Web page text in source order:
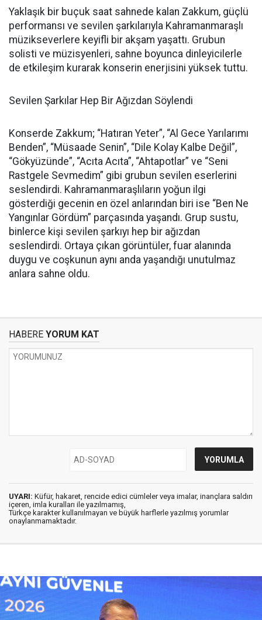
Yaklaşık bir buçuk saat sahnede kalan Zakkum, güçlü
performansı ve sevilen şarkılarıyla Kahramanmaraşlı
müzikseverlere keyifli bir akşam yaşattı. Grubun
solisti ve müzisyenleri, sahne boyunca dinleyicilerle
de etkileşim kurarak konserin enerjisini yüksek tuttu.
Sevilen Şarkılar Hep Bir Ağızdan Söylendi
Konserde Zakkum; “Hatıran Yeter”, “Al Gece Yarılarımı
Benden”, “Müsaade Senin”, “Dile Kolay Kalbe Değil”,
“Gökyüzünde”, “Acıta Acıta”, “Ahtapotlar” ve “Seni
Rastgele Sevmedim” gibi grubun sevilen eserlerini
seslendirdi. Kahramanmaraşlıların yoğun ilgi
gösterdiği gecenin en özel anlarından biri ise “Ben Ne
Yangınlar Gördüm” parçasında yaşandı. Grup sustu,
binlerce kişi sevilen şarkıyı hep bir ağızdan
seslendirdi. Ortaya çıkan görüntüler, fuar alanında
duygu ve coşkunun aynı anda yaşandığı unutulmaz
anlara sahne oldu.
HABERE YORUM KAT
UYARI: Küfür, hakaret, rencide edici cümleler veya imalar, inançlara saldırı
içeren, imla kuralları ile yazılmamış,
Türkçe karakter kullanılmayan ve büyük harflerle yazılmış yorumlar
onaylanmamaktadır.